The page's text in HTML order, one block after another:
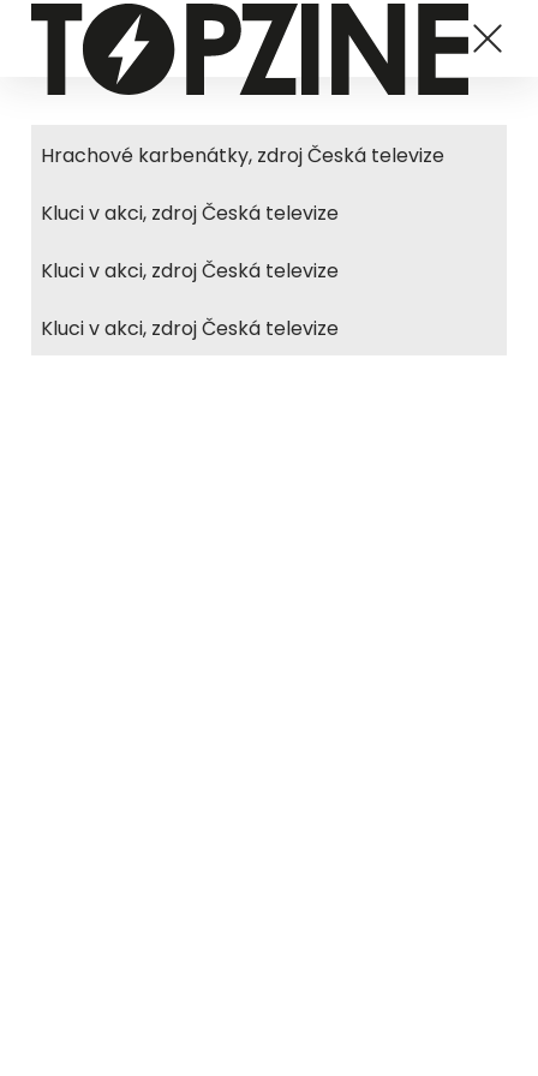
Hrachové karbenátky, zdroj Česká televize
Kluci v akci, zdroj Česká televize
Kluci v akci, zdroj Česká televize
Kluci v akci, zdroj Česká televize